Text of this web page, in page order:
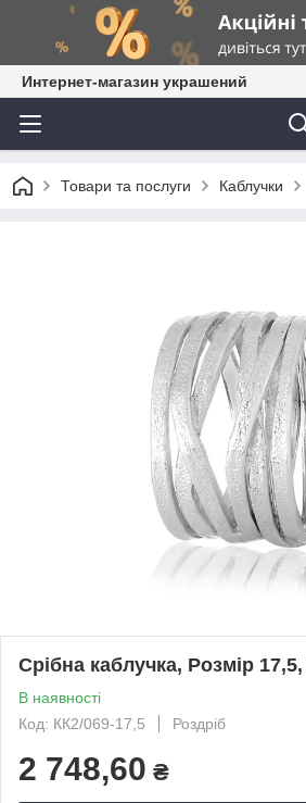
Интернет-магазин украшений
Товари та послуги Каблучки
Срібна каблучка, Розмір
В наявності
Код: КК2/069-17,5
Роздріб
2 748,60 ₴